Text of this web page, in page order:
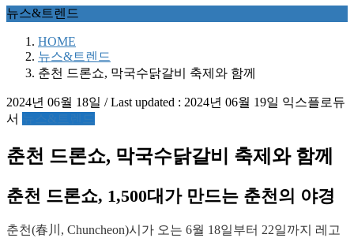
뉴스&트렌드
HOME
뉴스&트렌드
춘천 드론쇼, 막국수닭갈비 축제와 함께
2024년 06월 18일 / Last updated : 2024년 06월 19일 익스플로듀
서
춘천 드론쇼, 막국수닭갈비 축제와 함께
춘천 드론쇼, 1,500대가 만드는 춘천의 야경
춘천(春川, Chuncheon)시가 오는 6월 18일부터 22일까지 레고